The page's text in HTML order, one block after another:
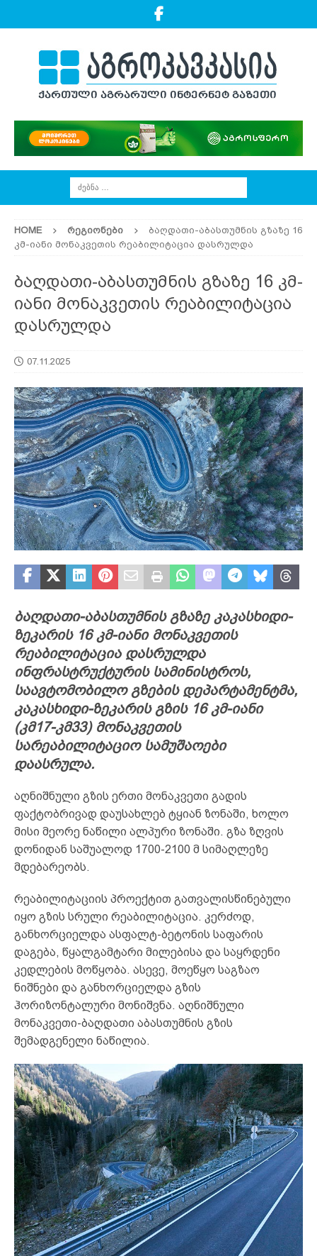
HOME ᲠᲔᲒᲘᲝᲜᲔᲑᲘ
ბაღდათი-აბასთუმნის გზაზე 16
კმ-იანი მონაკვეთის რეაბილიტაცია დასრულდა
ბაღდათი-აბასთუმნის გზაზე 16 კმ-
იანი მონაკვეთის რეაბილიტაცია
დასრულდა
07.11.2025
ბაღდათი-აბასთუმნის გზაზე კაკასხიდი-
ზეკარის 16 კმ-იანი მონაკვეთის
რეაბილიტაცია დასრულდა
ინფრასტრუქტურის სამინისტროს,
საავტომობილო გზების დეპარტამენტმა,
კაკასხიდი-ზეკარის გზის 16 კმ-იანი
(კმ17-კმ33) მონაკვეთის
სარეაბილიტაციო სამუშაოები
დაასრულა.
აღნიშნული გზის ერთი მონაკვეთი გადის
ფაქტობრივად დაუსახლებ ტყიან ზონაში, ხოლო
მისი მეორე ნაწილი ალპური ზონაში. გზა ზღვის
დონიდან საშუალოდ 1700-2100 მ სიმაღლეზე
მდებარეობს.
რეაბილიტაციის პროექტით გათვალისწინებული
იყო გზის სრული რეაბილიტაცია. კერძოდ,
განხორციელდა ასფალტ-ბეტონის საფარის
დაგება, წყალგამტარი მილებისა და საყრდენი
კედლების მოწყობა. ასევე, მოეწყო საგზაო
ნიშნები და განხორციელდა გზის
ჰორიზონტალური მონიშვნა. აღნიშნული
მონაკვეთი-ბაღდათი აბასთუმნის გზის
შემადგენელი ნაწილია.